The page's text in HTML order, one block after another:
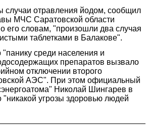
случаи отравления йодом, сообщил
МЧС Саратовской области
его словам, "произошли два случая
таблетками в Балакове".
"панику среди населения и
препаратов вызвало
отключении второго
АЭС". При этом официальный
Николай Шингарев в
"никакой угрозы здоровью людей